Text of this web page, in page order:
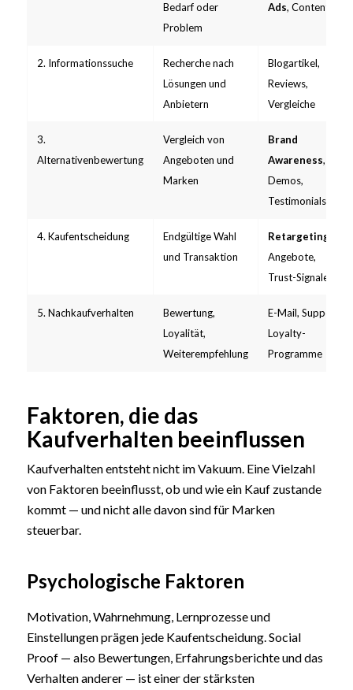
Bedarf oder
Problem
Ads, Content
2. Informationssuche
Recherche nach
Lösungen und
Anbietern
Blogartikel,
Reviews,
Vergleiche
3.
Alternativenbewertung
Vergleich von
Angeboten und
Marken
Brand
Awareness,
Demos,
Testimonials
4. Kaufentscheidung
Endgültige Wahl
und Transaktion
Retargeting
Angebote,
Trust-Signale
5. Nachkaufverhalten
Bewertung,
Loyalität,
Weiterempfehlung
E-Mail, Support,
Loyalty-
Programme
Faktoren, die das
Kaufverhalten beeinflussen
Kaufverhalten entsteht nicht im Vakuum. Eine Vielzahl
von Faktoren beeinflusst, ob und wie ein Kauf zustande
kommt — und nicht alle davon sind für Marken
steuerbar.
Psychologische Faktoren
Motivation, Wahrnehmung, Lernprozesse und
Einstellungen prägen jede Kaufentscheidung. Social
Proof — also Bewertungen, Erfahrungsberichte und das
Verhalten anderer — ist einer der stärksten